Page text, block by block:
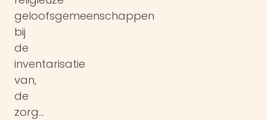
geloofsgemeenschappen
bij
de
inventarisatie
van,
de
zorg…